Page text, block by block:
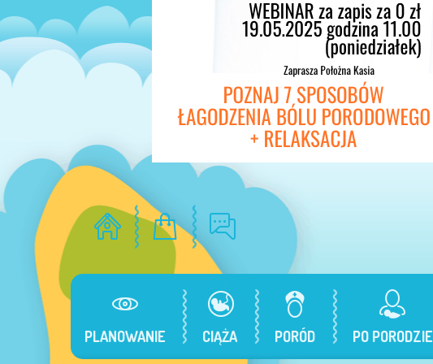
PLANOWANIE CIĄŻA PORÓD PO PORODZIE